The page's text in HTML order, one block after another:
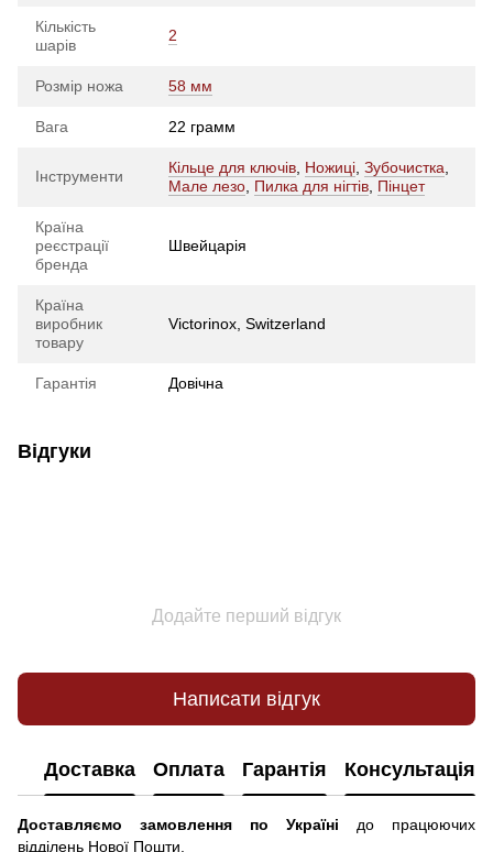
Кількість
шарів
2
Розмір ножа 58 мм
Вага 22 грамм
Інструменти Кільце для ключів, Ножиці, Зубочистка,
Мале лезо, Пилка для нігтів, Пінцет
Країна
реєстрації
бренда
Швейцарія
Країна
виробник
товару
Victorinox, Switzerland
Гарантія Довічна
Відгуки
Додайте перший відгук
Написати відгук
Доставка Оплата Гарантія Консультація
Доставляємо замовлення по Україні
до працюючих
відділень Нової Пошти.